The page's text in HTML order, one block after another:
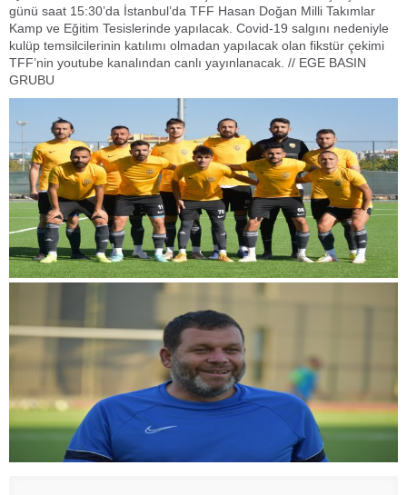
günü saat 15:30’da İstanbul’da TFF Hasan Doğan Milli Takımlar
Kamp ve Eğitim Tesislerinde yapılacak. Covid-19 salgını nedeniyle
kulüp temsilcilerinin katılımı olmadan yapılacak olan fikstür çekimi
TFF’nin youtube kanalından canlı yayınlanacak. // EGE BASIN
GRUBU